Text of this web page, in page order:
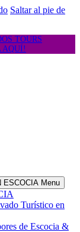
Saltar al pie de
TOURS
AQUÍ!
ESCOCIA Menu
Turístico en
de Escocia &